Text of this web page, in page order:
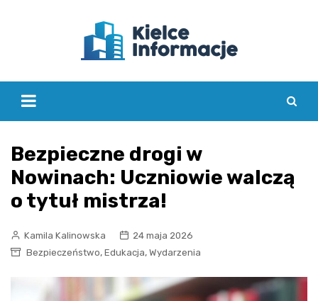
Bezpieczne drogi w
Nowinach: Uczniowie walczą
o tytuł mistrza!
Kamila Kalinowska
24 maja 2026
Bezpieczeństwo, Edukacja, Wydarzenia